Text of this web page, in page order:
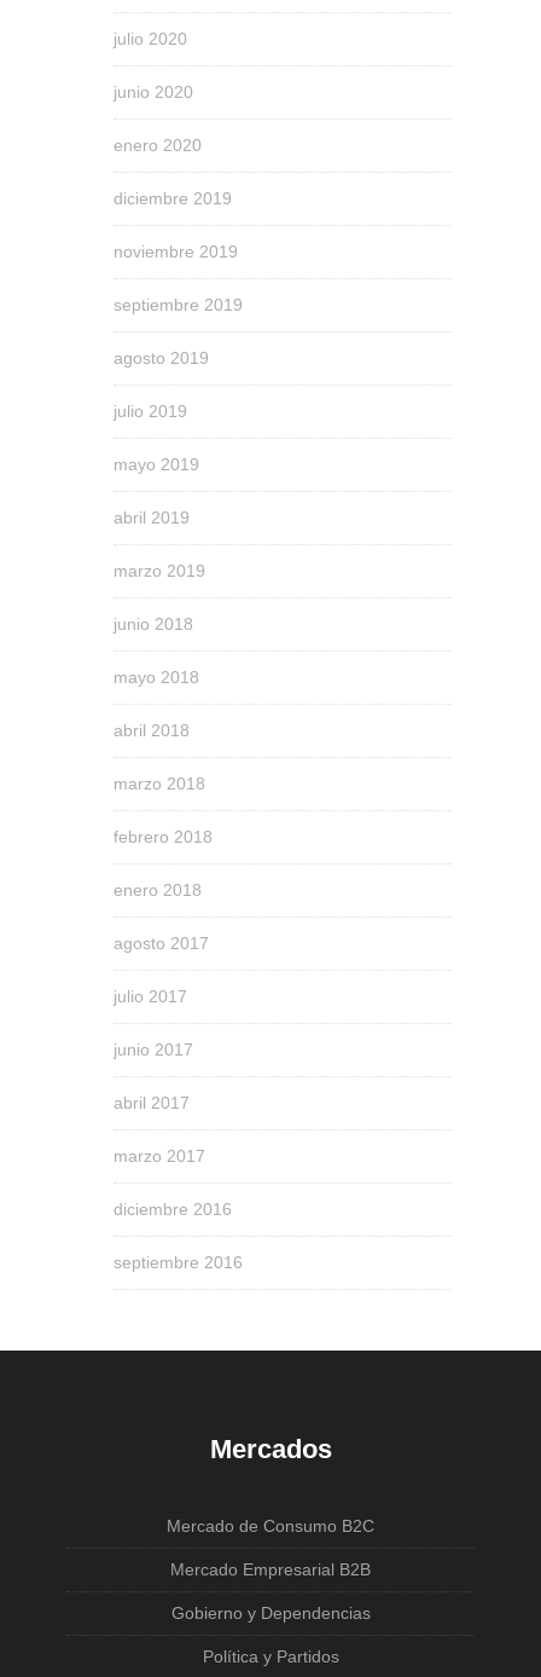
julio 2020
junio 2020
enero 2020
diciembre 2019
noviembre 2019
septiembre 2019
agosto 2019
julio 2019
mayo 2019
abril 2019
marzo 2019
junio 2018
mayo 2018
abril 2018
marzo 2018
febrero 2018
enero 2018
agosto 2017
julio 2017
junio 2017
abril 2017
marzo 2017
diciembre 2016
septiembre 2016
Mercados
Mercado de Consumo B2C
Mercado Empresarial B2B
Gobierno y Dependencias
Política y Partidos